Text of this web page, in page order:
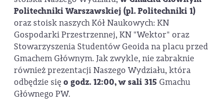
Politechniki Warszawskiej (pl. Politechniki 1)
oraz stoisk naszych Kół Naukowych: KN
Gospodarki Przestrzennej, KN "Wektor" oraz
Stowarzyszenia Studentów Geoida na placu przed
Gmachem Głównym. Jak zwykle, nie zabraknie
również prezentacji Naszego Wydziału, która
odbędzie się o godz. 12:00, w sali 315 Gmachu
Głównego PW.